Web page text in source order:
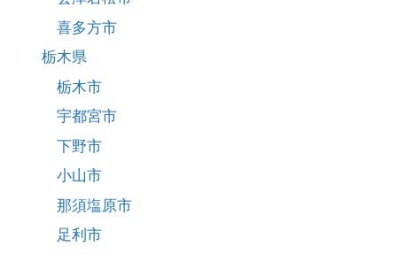
喜多方市
栃木県
栃木市
宇都宮市
下野市
小山市
那須塩原市
足利市